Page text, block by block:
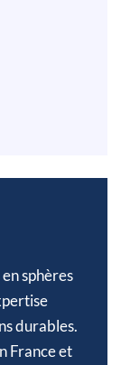
sphères
durables.
France et